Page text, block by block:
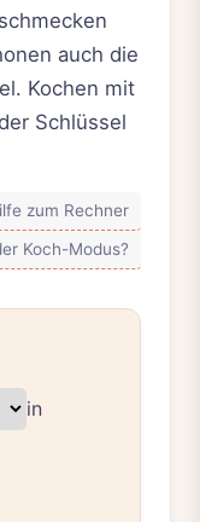
auch die
Kochen mit
Schlüssel
zum Rechner
Koch-Modus?
in